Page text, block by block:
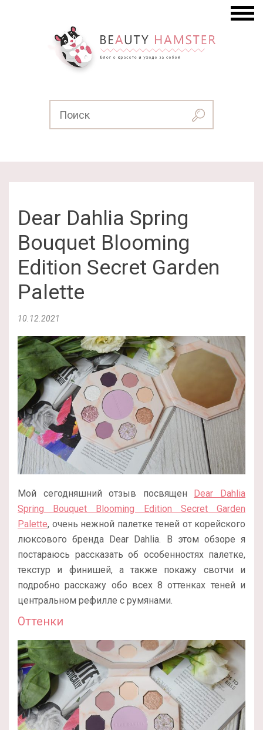
Dear Dahlia Spring
Bouquet Blooming
Edition Secret Garden
Palette
10.12.2021
Мой сегодняшний отзыв посвящен Dear Dahlia
Spring Bouquet Blooming Edition Secret Garden
Palette, очень нежной палетке теней от корейского
люксового бренда Dear Dahlia. В этом обзоре я
постараюсь рассказать об особенностях палетке,
текстур и финишей, а также покажу свотчи и
подробно расскажу обо всех 8 оттенках теней и
центральном рефилле с румянами.
Оттенки